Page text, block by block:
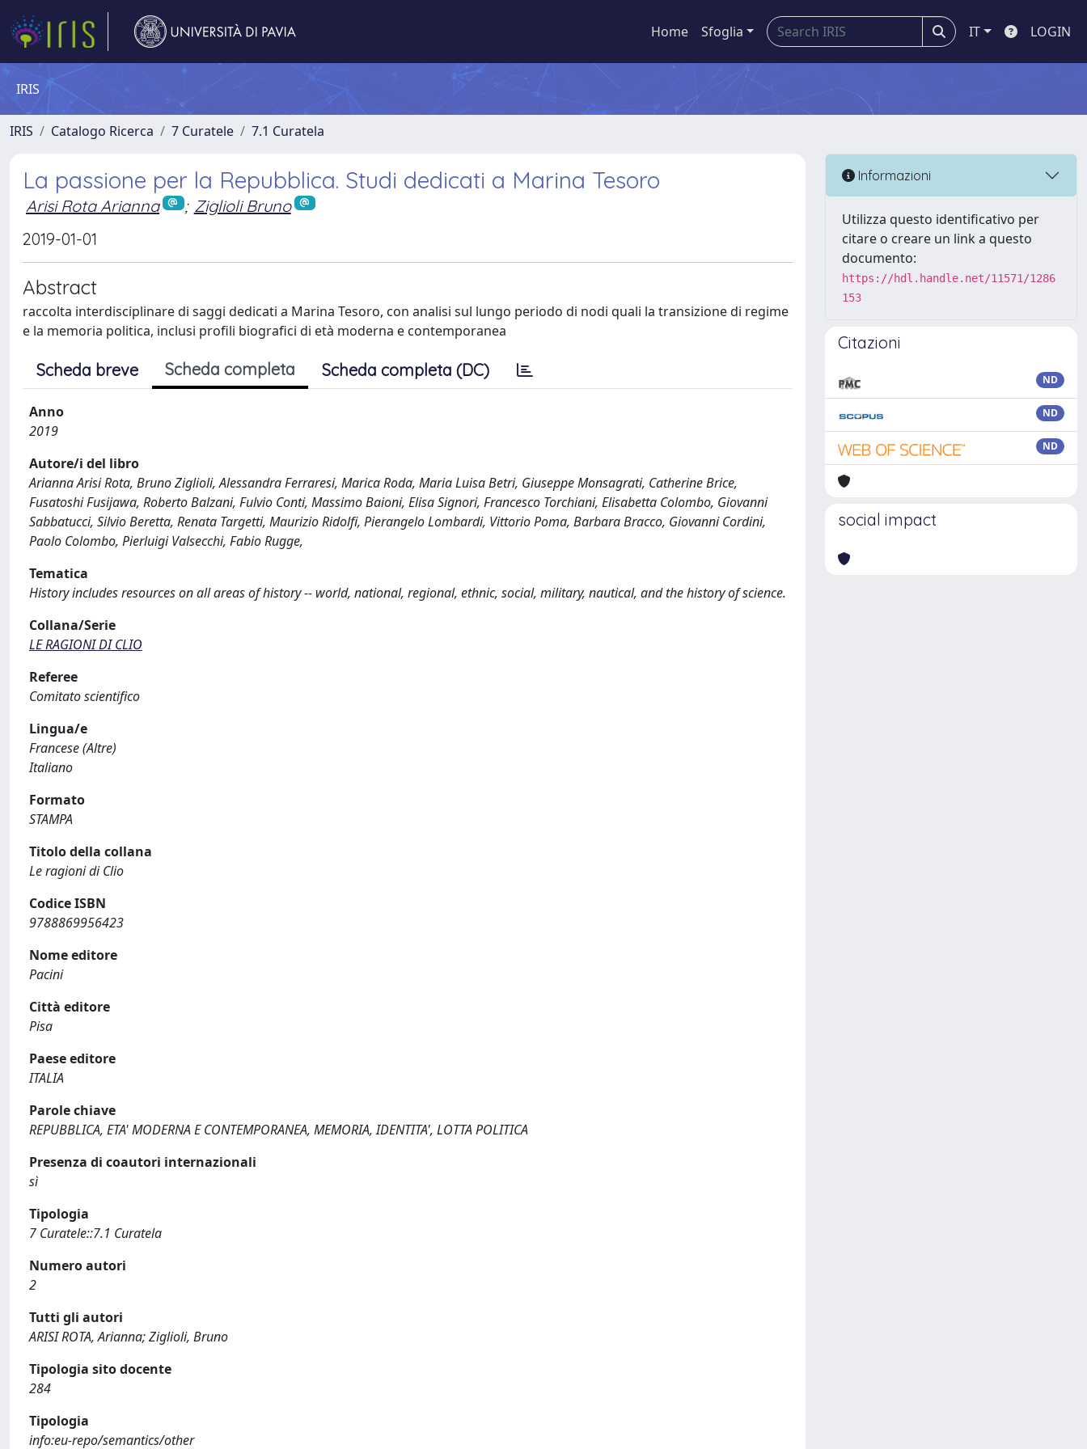
Home Sfoglia IT LOGIN
IRIS
IRIS Catalogo Ricerca 7 Curatele 7.1 Curatela
La passione per la Repubblica. Studi dedicati a Marina Tesoro
Arisi Rota Arianna ; Ziglioli Bruno
2019-01-01
Abstract
raccolta interdisciplinare di saggi dedicati a Marina Tesoro, con analisi sul lungo periodo di nodi quali la transizione di regime
e la memoria politica, inclusi profili biografici di età moderna e contemporanea
Scheda breve Scheda completa Scheda completa (DC)
Anno
2019
Autore/i del libro
Arianna Arisi Rota, Bruno Ziglioli, Alessandra Ferraresi, Marica Roda, Maria Luisa Betri, Giuseppe Monsagrati, Catherine Brice,
Fusatoshi Fusijawa, Roberto Balzani, Fulvio Conti, Massimo Baioni, Elisa Signori, Francesco Torchiani, Elisabetta Colombo, Giovanni
Sabbatucci, Silvio Beretta, Renata Targetti, Maurizio Ridolfi, Pierangelo Lombardi, Vittorio Poma, Barbara Bracco, Giovanni Cordini,
Paolo Colombo, Pierluigi Valsecchi, Fabio Rugge,
Tematica
History includes resources on all areas of history -- world, national, regional, ethnic, social, military, nautical, and the history of science.
Collana/Serie
LE RAGIONI DI CLIO
Referee
Comitato scientifico
Lingua/e
Francese (Altre)
Italiano
Formato
STAMPA
Titolo della collana
Le ragioni di Clio
Codice ISBN
9788869956423
Nome editore
Pacini
Città editore
Pisa
Paese editore
ITALIA
Parole chiave
REPUBBLICA, ETA' MODERNA E CONTEMPORANEA, MEMORIA, IDENTITA', LOTTA POLITICA
Presenza di coautori internazionali
sì
Tipologia
7 Curatele::7.1 Curatela
Numero autori
2
Tutti gli autori
ARISI ROTA, Arianna; Ziglioli, Bruno
Tipologia sito docente
284
Tipologia
info:eu-repo/semantics/other
Informazioni
Utilizza questo identificativo per
citare o creare un link a questo
documento:
https://hdl.handle.net/11571/1286
153
Citazioni
ND
ND
ND
social impact